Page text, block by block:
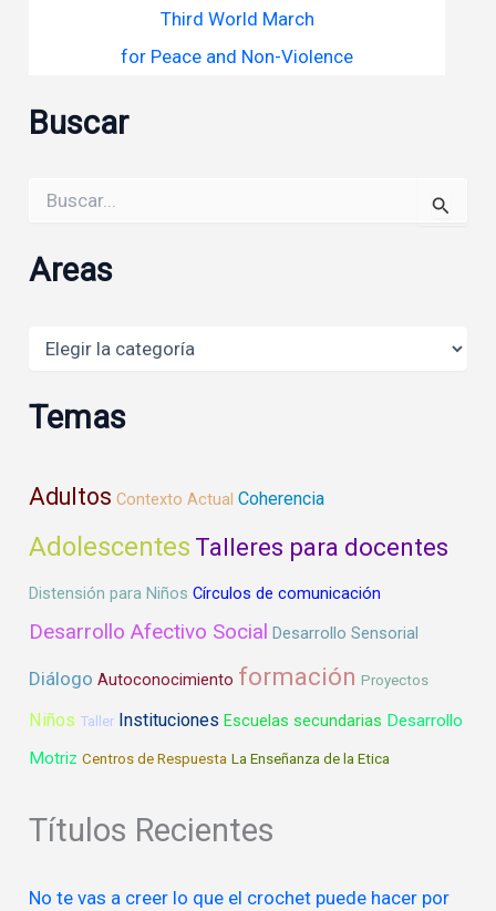
Third World March
for Peace and Non-Violence
Buscar
por:
Areas
Temas
Adultos Contexto Actual Coherencia
Adolescentes Talleres para docentes
Distensión para Niños Círculos de comunicación
Desarrollo Afectivo Social Desarrollo Sensorial
Diálogo Autoconocimiento formación Proyectos
Niños Taller Instituciones Escuelas secundarias Desarrollo
Motriz Centros de Respuesta La Enseñanza de la Etica
Títulos Recientes
No te vas a creer lo que el crochet puede hacer por